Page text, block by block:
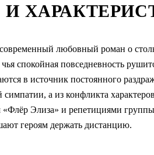
любовный роман о
спокойная повседневность
в источник постоянного
симпатии, а из конфликта
Элиза» и репетициями
героям держать дистанцию.